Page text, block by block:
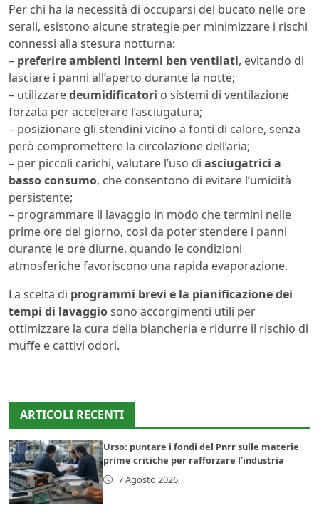
Per chi ha la necessità di occuparsi del bucato nelle ore
serali, esistono alcune strategie per minimizzare i rischi
connessi alla stesura notturna:
– preferire ambienti interni ben ventilati, evitando di
lasciare i panni all’aperto durante la notte;
– utilizzaredeumidificatori o sistemi di ventilazione
forzata per accelerare l’asciugatura;
– posizionare gli stendini vicino a fonti di calore, senza
però compromettere la circolazione dell’aria;
– per piccoli carichi, valutare l’uso di asciugatrici a
basso consumo, che consentono di evitare l’umidità
persistente;
– programmare il lavaggio in modo che termini nelle
prime ore del giorno, così da poter stendere i panni
durante le ore diurne, quando le condizioni
atmosferiche favoriscono una rapida evaporazione.
La scelta di programmi brevi e la pianificazione dei
tempi di lavaggiosono accorgimenti utili per
ottimizzare la cura della biancheria e ridurre il rischio di
muffe e cattivi odori.
ARTICOLI RECENTI
Urso: puntare i fondi del Pnrr sulle materie
prime critiche per rafforzare l’industria
7 Agosto 2026